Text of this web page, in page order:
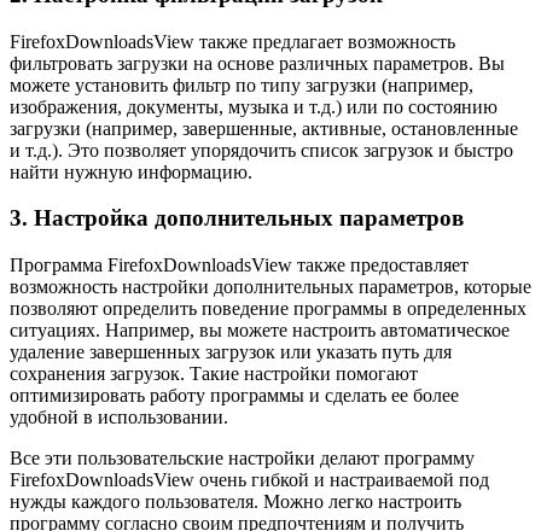
FirefoxDownloadsView также предлагает возможность
фильтровать загрузки на основе различных параметров. Вы
можете установить фильтр по типу загрузки (например,
изображения, документы, музыка и т.д.) или по состоянию
загрузки (например, завершенные, активные, остановленные
и т.д.). Это позволяет упорядочить список загрузок и быстро
найти нужную информацию.
3. Настройка дополнительных параметров
Программа FirefoxDownloadsView также предоставляет
возможность настройки дополнительных параметров, которые
позволяют определить поведение программы в определенных
ситуациях. Например, вы можете настроить автоматическое
удаление завершенных загрузок или указать путь для
сохранения загрузок. Такие настройки помогают
оптимизировать работу программы и сделать ее более
удобной в использовании.
Все эти пользовательские настройки делают программу
FirefoxDownloadsView очень гибкой и настраиваемой под
нужды каждого пользователя. Можно легко настроить
программу согласно своим предпочтениям и получить